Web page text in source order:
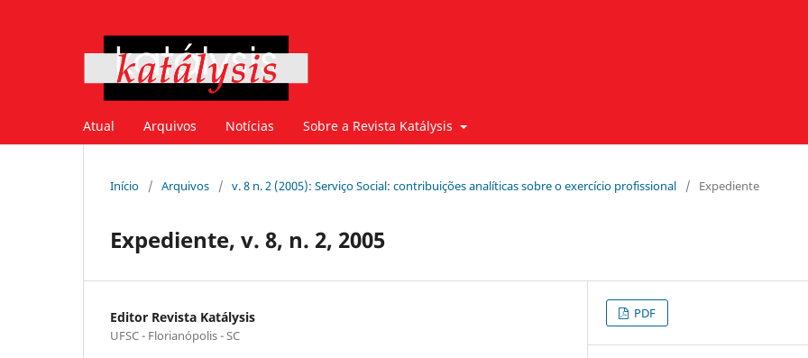
Atual Arquivos Notícias Sobre a Revista Katálysis
Início / Arquivos / v. 8 n. 2 (2005): Serviço Social: contribuições analíticas sobre o exercício profissional / Expediente
Expediente, v. 8, n. 2, 2005
Editor Revista Katálysis
UFSC - Florianópolis - SC
PDF